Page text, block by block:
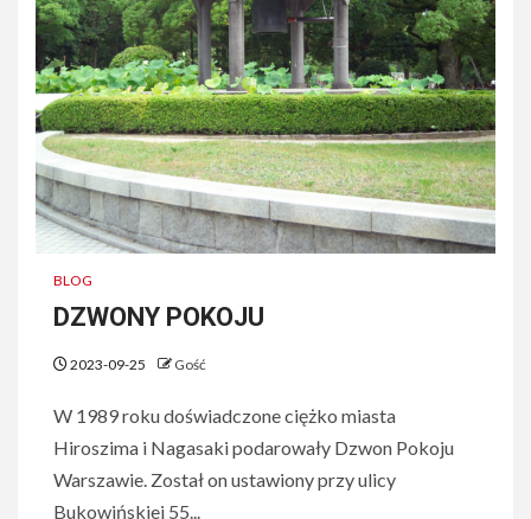
BLOG
DZWONY POKOJU
2023-09-25 Gość
W 1989 roku doświadczone ciężko miasta
Hiroszima i Nagasaki podarowały Dzwon Pokoju
Warszawie. Został on ustawiony przy ulicy
Bukowińskiej 55...